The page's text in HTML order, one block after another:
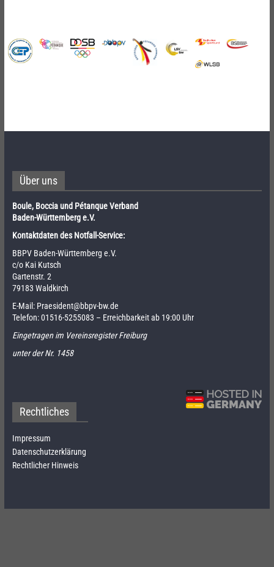
Über uns
Boule, Boccia und Pétanque Verband
Baden-Württemberg e.V.
Kontaktdaten des Notfall-Service:
BBPV Baden-Württemberg e.V.
c/o Kai Kutsch
Gartenstr. 2
79183 Waldkirch
E-Mail: Praesident@bbpv-bw.de
Telefon:01516-5255083 – Erreichbarkeit ab 19:00 Uhr
Eingetragen im Vereinsregister Freiburg
unter der Nr. 1458
Rechtliches
Impressum
Datenschutzerklärung
Rechtlicher Hinweis